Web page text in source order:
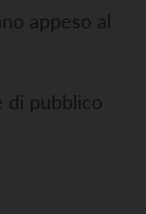
appeso al
di pubblico